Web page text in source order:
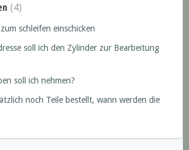
4
schleifen einschicken
soll ich den Zylinder zur Bearbeitung
soll ich nehmen?
noch Teile bestellt, wann werden die